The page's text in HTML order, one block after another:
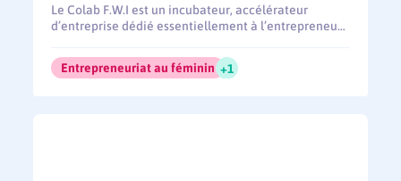
Le Colab F.W.I est un incubateur, accélérateur
d’entreprise dédié essentiellement à l’entrepreneu…
Entrepreneuriat au féminin +1